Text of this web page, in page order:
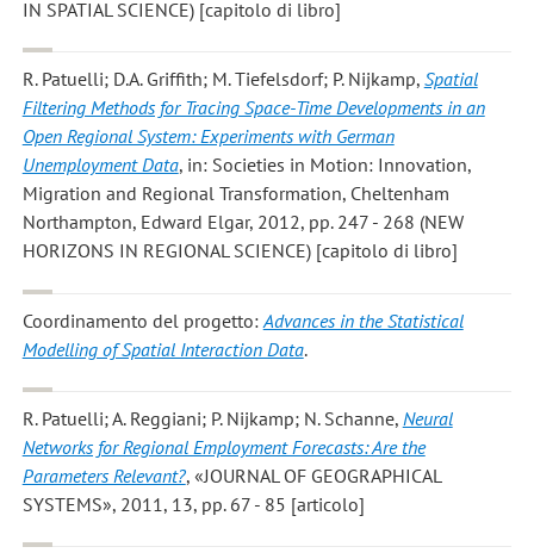
IN SPATIAL SCIENCE) [capitolo di libro]
R. Patuelli; D.A. Griffith; M. Tiefelsdorf; P. Nijkamp, Spatial
Filtering Methods for Tracing Space-Time Developments in an
Open Regional System: Experiments with German
Unemployment Data, in: Societies in Motion: Innovation,
Migration and Regional Transformation, Cheltenham
Northampton, Edward Elgar, 2012, pp. 247 - 268 (NEW
HORIZONS IN REGIONAL SCIENCE) [capitolo di libro]
Coordinamento del progetto: Advances in the Statistical
Modelling of Spatial Interaction Data.
R. Patuelli; A. Reggiani; P. Nijkamp; N. Schanne, Neural
Networks for Regional Employment Forecasts: Are the
Parameters Relevant?, «JOURNAL OF GEOGRAPHICAL
SYSTEMS», 2011, 13, pp. 67 - 85 [articolo]